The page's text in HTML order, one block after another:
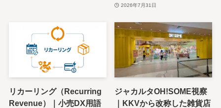
2026年7月31日
リカーリング（Recurring
Revenue）｜小売DX用語
ジャカルタOH!SOME視察
｜KKVから改称した雑貨店